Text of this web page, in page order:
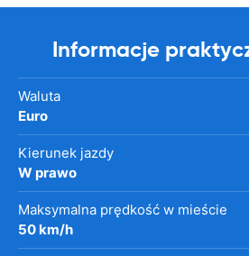
Informacje
Waluta
Euro
Kierunek jazdy
W prawo
Maksymalna prędkość w mieście
50 km/h